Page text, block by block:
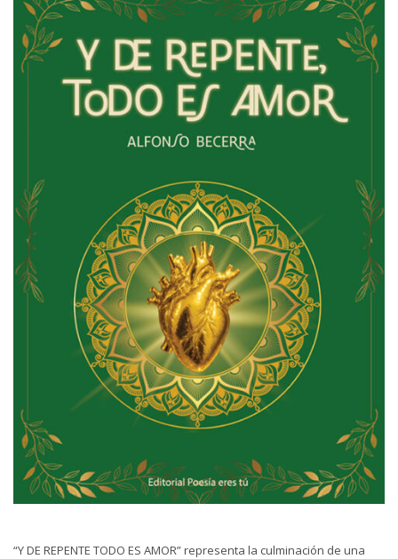
“Y DE REPENTE TODO ES AMOR” representa la culminación de una